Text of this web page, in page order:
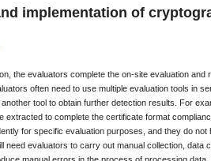
implementation of
the evaluators complete the on-site evaluation and
often need to use multiple evaluation tools in
tool to obtain further detection results. For
to complete the certificate format
for specific evaluation purposes, and they do
need evaluators to carry out manual collection, data